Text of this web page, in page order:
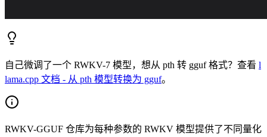
自己微调了一个 RWKV-7 模型，想从 pth 转 gguf 格式？查看 l
lama.cpp 文档 - 从 pth 模型转换为 gguf。
RWKV-GGUF 仓库为每种参数的 RWKV 模型提供了不同量化